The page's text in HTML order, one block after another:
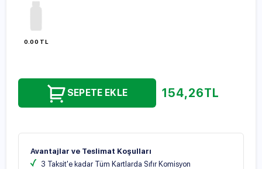
250ml
0.00 TL
SEPETE EKLE 154,26TL
Avantajlar ve Teslimat Koşulları
3 Taksit'e kadar Tüm Kartlarda Sıfır Komisyon